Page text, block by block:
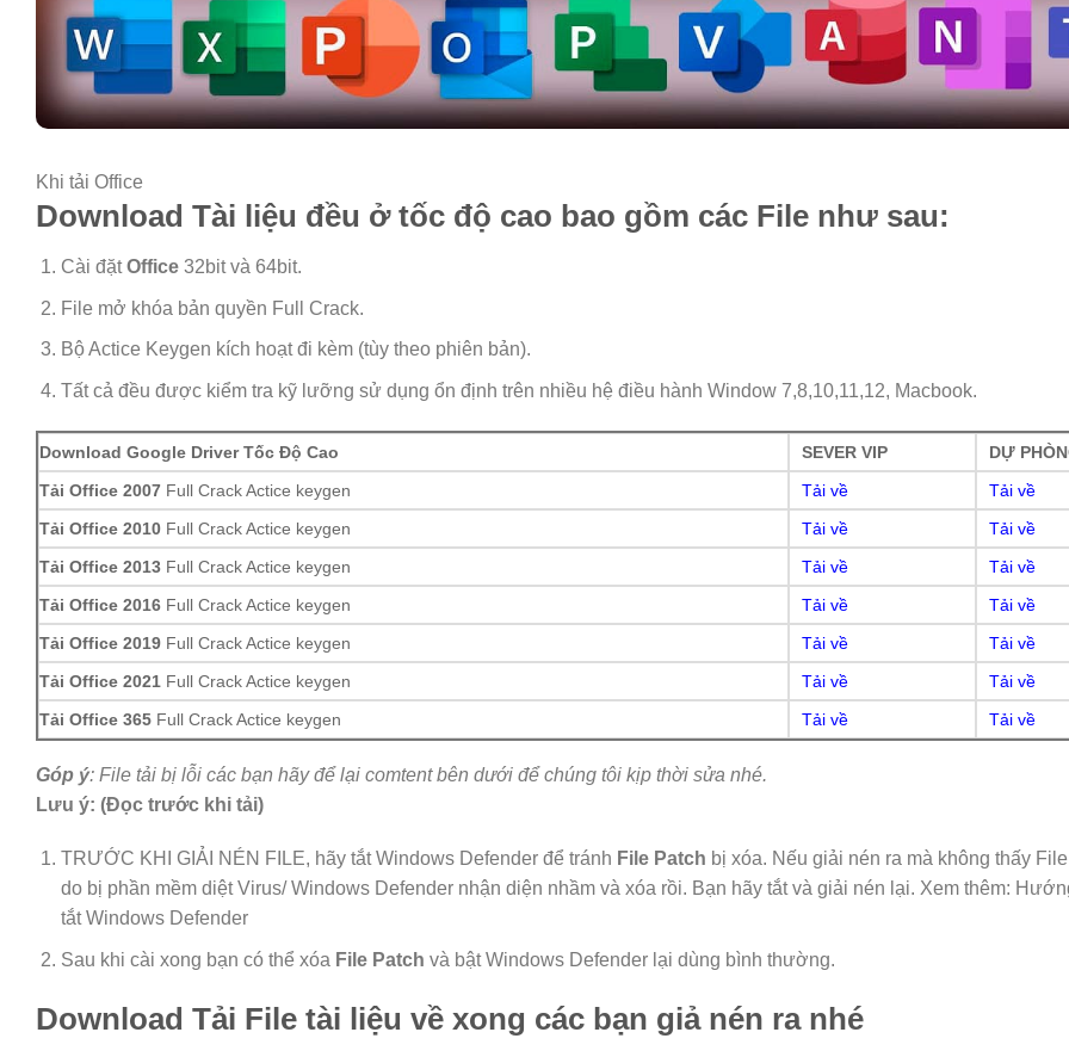
Khi tải Office
Download Tài liệu đều ở tốc độ cao bao gồm các File như sau:
Cài đặtOffice32bit và 64bit.
File mở khóa bản quyền Full Crack.
Bộ Actice Keygen kích hoạt đi kèm (tùy theo phiên bản).
Tất cả đều được kiểm tra kỹ lưỡng sử dụng ổn định trên nhiều hệ điều hành Window 7,8,10,11,12, Macbook.
Download Google Driver Tốc Độ Cao SEVER VIP
DỰ
Tải Office 2007 Full Crack Actice keygen Tải về
Tải về
Tải Office 2010 Full Crack Actice keygen Tải về
Tải về
Tải Office 2013 Full Crack Actice keygen Tải về
Tải về
Tải Office 2016 Full Crack Actice keygen Tải về
Tải về
Tải Office 2019 Full Crack Actice keygen Tải về
Tải về
Tải Office 2021 Full Crack Actice keygen Tải về
Tải về
Tải Office 365 Full Crack Actice keygen Tải về Tải về
Góp ý: File tải bị lỗi các bạn hãy để lại comtent bên dưới để chúng tôi kịp thời sửa nhé.
Lưu ý: (Đọc trước khi tải)
TRƯỚC KHI GIẢI NÉN FILE, hãy tắt Windows Defender để tránh File Patch bị xóa. Nếu giải nén ra mà không thấy
do bị phần mềm diệt Virus/ Windows Defender nhận diện nhầm và xóa rồi. Bạn hãy tắt và giải nén lại. Xem thêm:
tắt Windows Defender
Sau khi cài xong bạn có thể xóa File Patch và bật Windows Defender lại dùng bình thường.
Download Tải File tài liệu về xong các bạn giả nén ra nhé